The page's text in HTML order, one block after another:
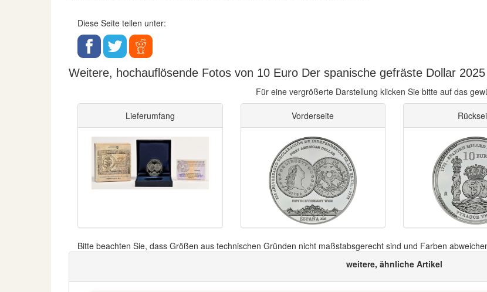
Diese Seite teilen unter:
Weitere, hochauflösende Fotos von 10 Euro Der spanische gefräste Dollar
Für eine vergrößerte Darstellung klicken Sie bitte auf das
Lieferumfang Vorderseite
Bitte beachten Sie, dass Größen aus technischen Gründen nicht maßstabsgerecht sind und Farben
weitere, ähnliche Artikel